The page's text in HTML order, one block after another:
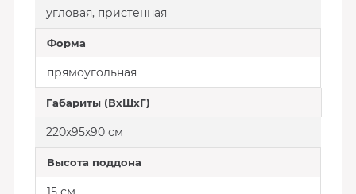
угловая, пристенная
Форма
прямоугольная
Габариты (ВхШхГ)
220х95х90 см
Высота поддона